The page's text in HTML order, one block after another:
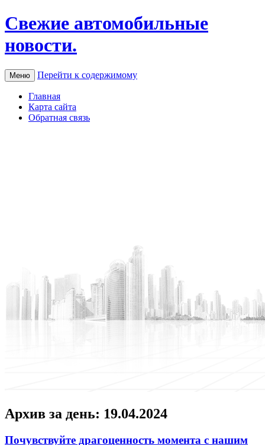
Свежие автомобильные
новости.
Меню Перейти к содержимому
Главная
Карта сайта
Обратная связь
Архив за день: 19.04.2024
Почувствуйте драгоценность момента с нашим